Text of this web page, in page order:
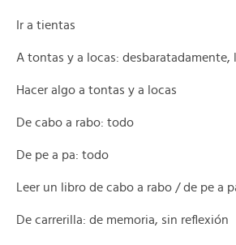
Ir a tientas
A tontas y a locas: desbaratadamente,
Hacer algo a tontas y a locas
De cabo a rabo: todo
De pe a pa: todo
Leer un libro de cabo a rabo / de pe a
De carrerilla: de memoria, sin reflexión